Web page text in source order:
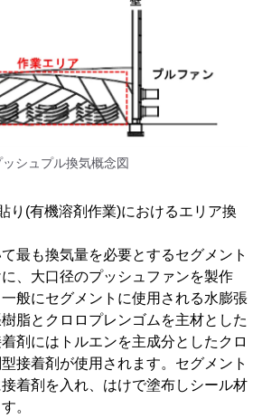
ッシュプル換気概念図
り(有機溶剤作業)におけるエリア換
最も換気量を必要とするセグメント
、大口径のプッシュファンを製作
般にセグメントに使用される水膨張
脂とクロロプレンゴムを主材とした
剤にはトルエンを主成分としたクロ
接着剤が使用されます。セグメント
着剤を入れ、はけで塗布しシール材
。